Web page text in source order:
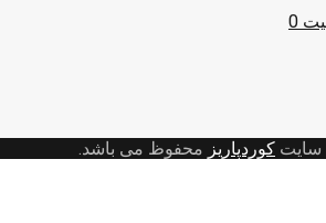
0
سایت کوردپاریز محفوظ می باشد.